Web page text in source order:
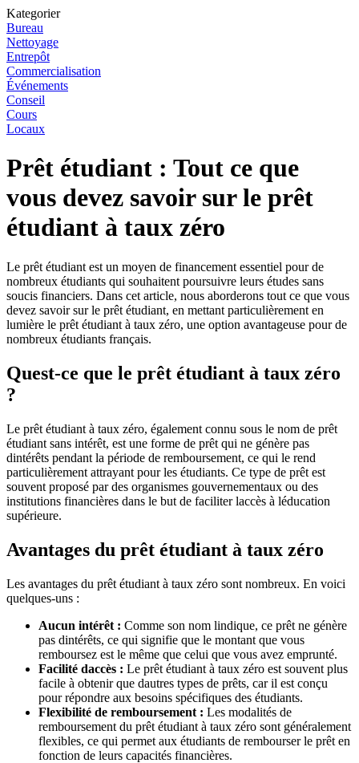
Kategorier
Bureau
Nettoyage
Entrepôt
Commercialisation
Événements
Conseil
Cours
Locaux
Prêt étudiant : Tout ce que
vous devez savoir sur le prêt
étudiant à taux zéro
Le prêt étudiant est un moyen de financement essentiel pour de
nombreux étudiants qui souhaitent poursuivre leurs études sans
soucis financiers. Dans cet article, nous aborderons tout ce que vous
devez savoir sur le prêt étudiant, en mettant particulièrement en
lumière le prêt étudiant à taux zéro, une option avantageuse pour de
nombreux étudiants français.
Quest-ce que le prêt étudiant à taux zéro
?
Le prêt étudiant à taux zéro, également connu sous le nom de prêt
étudiant sans intérêt, est une forme de prêt qui ne génère pas
dintérêts pendant la période de remboursement, ce qui le rend
particulièrement attrayant pour les étudiants. Ce type de prêt est
souvent proposé par des organismes gouvernementaux ou des
institutions financières dans le but de faciliter laccès à léducation
supérieure.
Avantages du prêt étudiant à taux zéro
Les avantages du prêt étudiant à taux zéro sont nombreux. En voici
quelques-uns :
Aucun intérêt : Comme son nom lindique, ce prêt ne génère
pas dintérêts, ce qui signifie que le montant que vous
remboursez est le même que celui que vous avez emprunté.
Facilité daccès : Le prêt étudiant à taux zéro est souvent plus
facile à obtenir que dautres types de prêts, car il est conçu
pour répondre aux besoins spécifiques des étudiants.
Flexibilité de remboursement : Les modalités de
remboursement du prêt étudiant à taux zéro sont généralement
flexibles, ce qui permet aux étudiants de rembourser le prêt en
fonction de leurs capacités financières.